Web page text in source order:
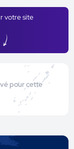
votre site
pour cette